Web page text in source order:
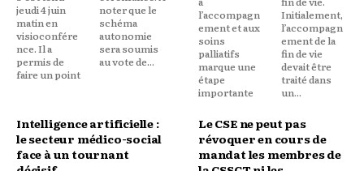
jeudi 4 juin
matin en
visioconfére
nce. Il a
permis de
faire un point
noter que le
schéma
autonomie
sera soumis
au vote de...
l’accompagn
ement et aux
soins
palliatifs
marque une
étape
importante
Initialement,
l’accompagn
ement de la
fin de vie
devait être
traité dans
un...
Intelligence artificielle :
le secteur médico-social
face à un tournant
Le CSE ne peut pas
révoquer en cours de
mandat les membres de